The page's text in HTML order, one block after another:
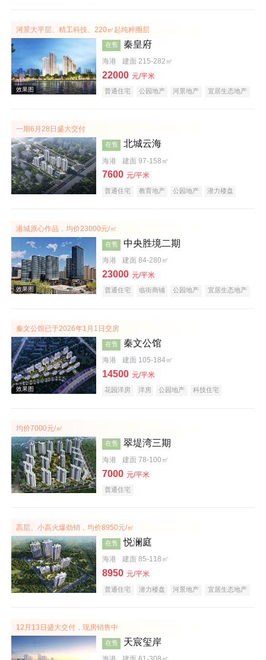
实景图
河景大平层、精工科技、220㎡起纯粹圈层
效果图
在售 秦皇府
海港 建面 215-282㎡
22000 元/平米
普通住宅 公园地产 河景地产
宜居生态地产
一期6月28日盛大交付
在售 北城云海
海港 建面 97-158㎡
7600 元/平米
普通住宅 教育地产 公园地产 潜力楼盘
港城原心作品，均价23000元/㎡
效果图
在售 中央胜境二期
海港 建面 84-280㎡
23000 元/平米
普通住宅 临街商铺 公园地产 宜居生态地产
秦文公馆已于2026年1月1日交房
在售 秦文公馆
海港 建面 105-184㎡
14500 元/平米
花园洋房 洋房 公园地产
科技住宅
均价7000元/㎡
在售 翠堤湾三期
海港 建面 78-100㎡
7000 元/平米
普通住宅
高层、小高火爆劲销，均价8950元/㎡
在售 悦澜庭
海港 建面 85-118㎡
8950 元/平米
普通住宅 潜力楼盘 河景地产 宜居生态地产
12月13日盛大交付，现房销售中
在售 天宸玺岸